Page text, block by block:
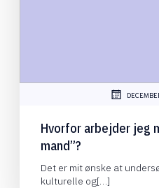
Hvorfor arbejder jeg
mand”?
Det er mit ønske at
kulturelle og[…]